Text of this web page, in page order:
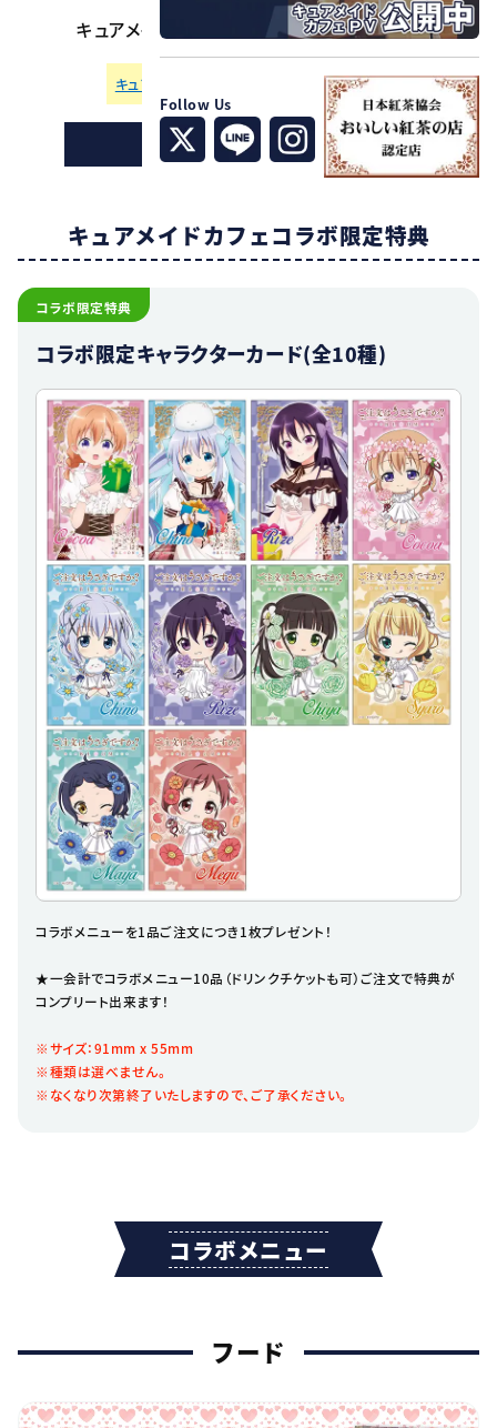
Follow Us
キュアメイドカフェ（オノデン本店4F） [map]
キュアメイドカフェ 安全・安心への取り組み
お店の行き方はコチラ！
キュアメイドカフェコラボ限定特典
コラボ限定特典
コラボ限定キャラクターカード(全10種)
コラボメニューを1品ご注文につき1枚プレゼント！
★一会計でコラボメニュー10品（ドリンクチケットも可）ご注文で特典が
コンプリート出来ます！
※サイズ：91mm x 55mm
※種類は選べません。
※なくなり次第終了いたしますので、ご了承ください。
コラボメニュー
フード